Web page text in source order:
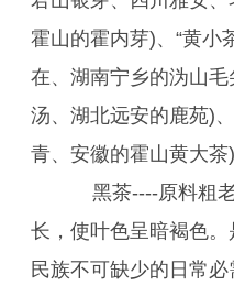
霍山的霍内芽)、“黄小
在、湖南宁乡的沩山
汤、湖北远安的鹿苑)
青、安徽的霍山黄大茶)
黑茶----原料粗老
长，使叶色呈暗褐色
民族不可缺少的日常必